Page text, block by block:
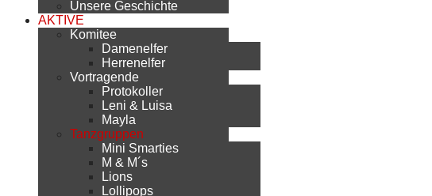
Unsere Geschichte
AKTIVE
Komitee
Damenelfer
Herrenelfer
Vortragende
Protokoller
Leni & Luisa
Mayla
Tanzgruppen
Mini Smarties
M & M´s
Lions
Lollipops